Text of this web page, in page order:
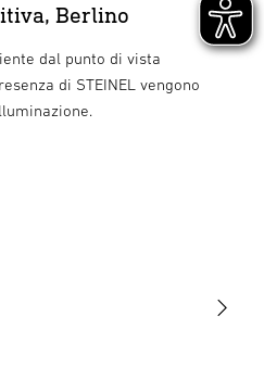
Berlino
dal punto di vista
di STEINEL vengono